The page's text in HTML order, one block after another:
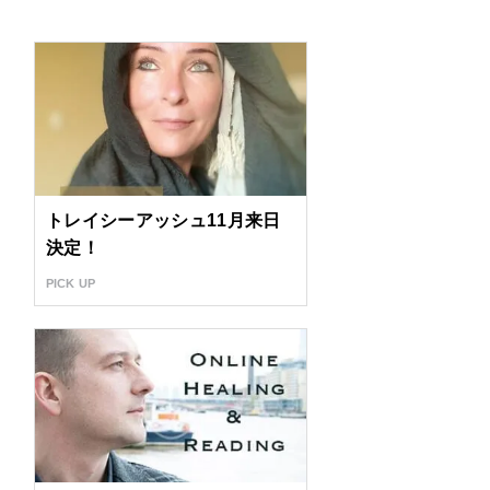
トレイシーアッシュ11月来日
決定！
PICK UP